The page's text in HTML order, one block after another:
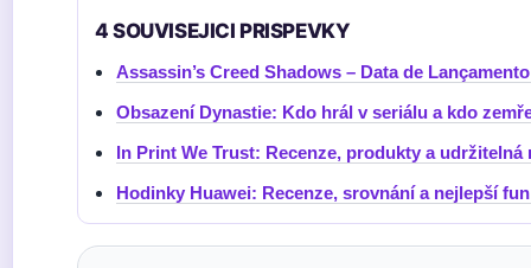
4 SOUVISEJICI PRISPEVKY
Assassin’s Creed Shadows – Data de
Obsazení Dynastie: Kdo hrál v seriálu a kdo
In Print We Trust: Recenze, produkty a udržitelná
Hodinky Huawei: Recenze, srovnání a nejlepší